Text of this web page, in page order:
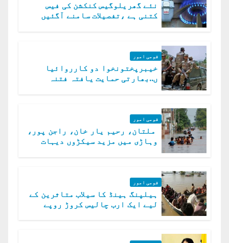
نئے گھریلوگیس کنکشن کی فیس
کتنی ہے ،تفصیلات سامنے آگئیں
قومی امور
خیبرپختونخوا دو کارروائیا
ں..بھارتی حمایت یافتہ فتنہ
قومی امور
ملتان، رحیم یار خان، راجن پور،
وہاڑی میں مزید سیکڑوں دیہات
قومی امور
ہیلپنگ ہینڈ کا سیلاب متاثرین کے
لیے ایک ارب چالیس کروڑ روپے